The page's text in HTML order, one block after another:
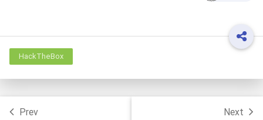
HackTheBox
Prev
Next